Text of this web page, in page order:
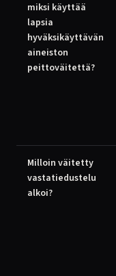
miksi käyttää
lapsia
hyväksikäyttävän
aineiston
peittoväitettä?
Milloin väitetty
vastatiedustelu
alkoi?